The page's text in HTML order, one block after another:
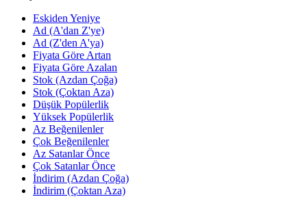
Eskiden Yeniye
Ad (A'dan Z'ye)
Ad (Z'den A'ya)
Fiyata Göre Artan
Fiyata Göre Azalan
Stok (Azdan Çoğa)
Stok (Çoktan Aza)
Düşük Popülerlik
Yüksek Popülerlik
Az Beğenilenler
Çok Beğenilenler
Az Satanlar Önce
Çok Satanlar Önce
İndirim (Azdan Çoğa)
İndirim (Çoktan Aza)